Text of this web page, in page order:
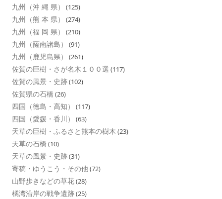
九州（沖 縄 県） (125)
九州（熊 本 県） (274)
九州（福 岡 県） (210)
九州（薩南諸島） (91)
九州（鹿児島県） (261)
佐賀の巨樹・さが名木１００選 (117)
佐賀の風景・史跡(102)
佐賀県の石橋 (26)
四国（徳島・高知） (117)
四国（愛媛・香川） (63)
天草の巨樹・ふるさと熊本の樹木 (23)
天草の石橋 (10)
天草の風景・史跡(31)
寄稿・ゆうこう・その他(72)
山野歩きなどの草花(28)
橘湾沿岸の戦争遺跡(25)